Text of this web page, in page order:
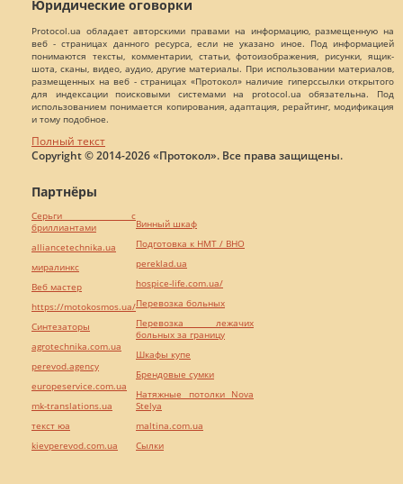
Юридические оговорки
Protocol.ua обладает авторскими правами на информацию, размещенную на
веб - страницах данного ресурса, если не указано иное. Под информацией
понимаются тексты, комментарии, статьи, фотоизображения, рисунки, ящик-
шота, сканы, видео, аудио, другие материалы. При использовании материалов,
размещенных на веб - страницах «Протокол» наличие гиперссылки открытого
для индексации поисковыми системами на protocol.ua обязательна. Под
использованием понимается копирования, адаптация, рерайтинг, модификация
и тому подобное.
Полный текст
Copyright © 2014-2026 «Протокол». Все права защищены.
Партнёры
Серьги с
бриллиантами
alliancetechnika.ua
миралинкс
Веб мастер
https://motokosmos.ua/
Синтезаторы
agrotechnika.com.ua
perevod.agency
europeservice.com.ua
mk-translations.ua
текст юа
kievperevod.com.ua
Винный шкаф
Подготовка к НМТ / ВНО
pereklad.ua
hospice-life.com.ua/
Перевозка больных
Перевозка лежачих
больных за границу
Шкафы купе
Брендовые сумки
Натяжные потолки Nova
Stelya
maltina.com.ua
Cылки